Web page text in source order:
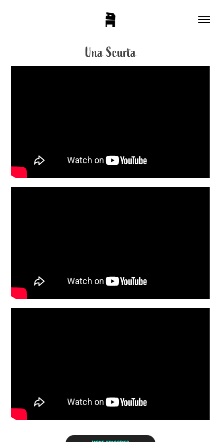
Una Scurta